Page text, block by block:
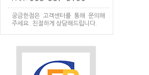
궁금한점은 고객센터를 통해 문의해
주세요. 친절하게 상담해드립니다.